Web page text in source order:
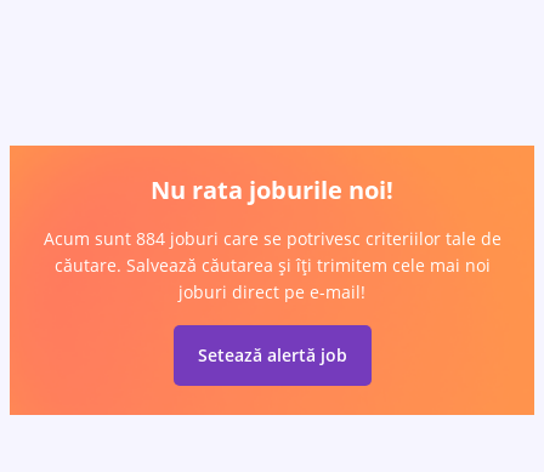
Nu rata joburile noi!
Acum sunt 884 joburi care se potrivesc criteriilor tale de
căutare. Salvează căutarea și îți trimitem cele mai noi
joburi direct pe e-mail!
Setează alertă job